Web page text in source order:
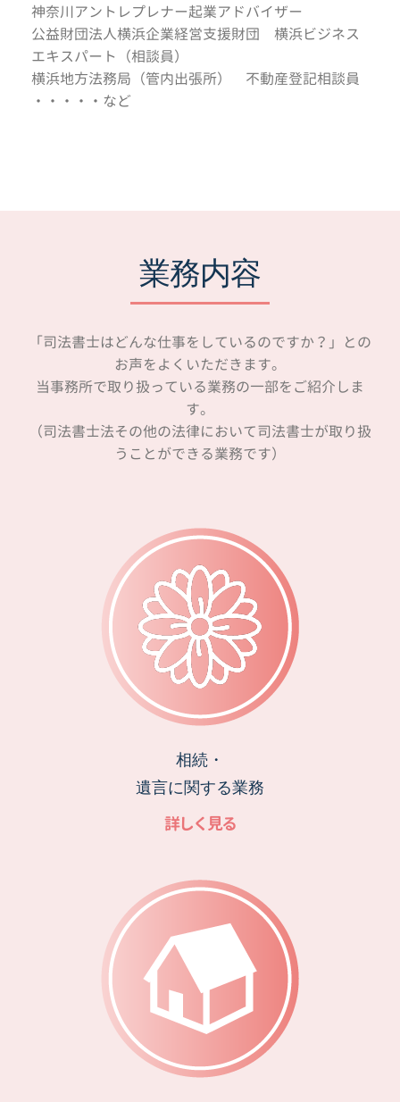
神奈川アントレプレナー起業アドバイザー
公益財団法人横浜企業経営支援財団 横浜ビジネス
エキスパート（相談員）
横浜地方法務局（管内出張所） 不動産登記相談員
・・・・・など
業務内容
「司法書士はどんな仕事をしているのですか？」との
お声をよくいただきます。
当事務所で取り扱っている業務の一部をご紹介しま
す。
（司法書士法その他の法律において司法書士が取り扱
うことができる業務です）
相続・
遺言に関する業務
詳しく見る